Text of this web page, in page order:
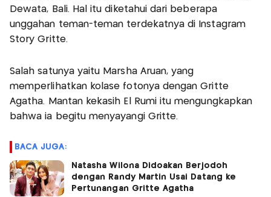
Dewata, Bali. Hal itu diketahui dari beberapa
unggahan teman-teman terdekatnya di Instagram
Story Gritte.
Salah satunya yaitu Marsha Aruan, yang
memperlihatkan kolase fotonya dengan Gritte
Agatha. Mantan kekasih El Rumi itu mengungkapkan
bahwa ia begitu menyayangi Gritte.
BACA JUGA:
Natasha Wilona Didoakan Berjodoh
dengan Randy Martin Usai Datang ke
Pertunangan Gritte Agatha